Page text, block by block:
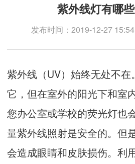
紫外线灯有哪
发布时间：2019-12-27
紫外线（UV）始终无处不
它，但在室外的阳光下和室
您办公室或学校的荧光灯也
量紫外线照射是安全的。但
会造成眼睛和皮肤损伤。利